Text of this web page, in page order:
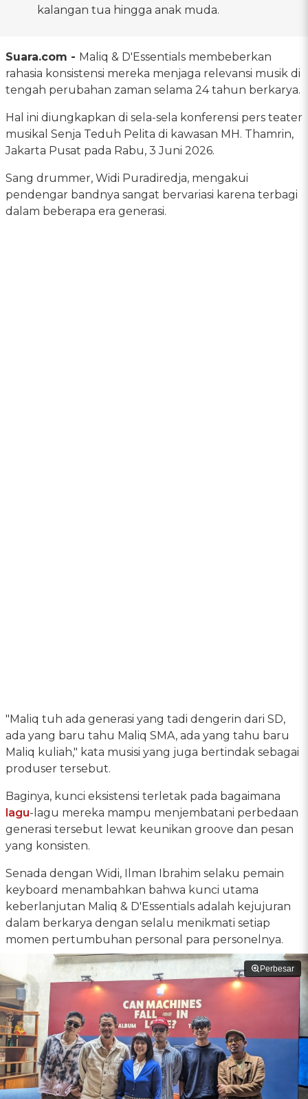
kalangan tua hingga anak muda.
Suara.com - Maliq & D'Essentials membeberkan
rahasia konsistensi mereka menjaga relevansi musik di
tengah perubahan zaman selama 24 tahun berkarya.
Hal ini diungkapkan di sela-sela konferensi pers teater
musikal Senja Teduh Pelita di kawasan MH. Thamrin,
Jakarta Pusat pada Rabu, 3 Juni 2026.
Sang drummer, Widi Puradiredja, mengakui
pendengar bandnya sangat bervariasi karena terbagi
dalam beberapa era generasi.
"Maliq tuh ada generasi yang tadi dengerin dari SD,
ada yang baru tahu Maliq SMA, ada yang tahu baru
Maliq kuliah," kata musisi yang juga bertindak sebagai
produser tersebut.
Baginya, kunci eksistensi terletak pada bagaimana
lagu-lagu mereka mampu menjembatani perbedaan
generasi tersebut lewat keunikan groove dan pesan
yang konsisten.
Senada dengan Widi, Ilman Ibrahim selaku pemain
keyboard menambahkan bahwa kunci utama
keberlanjutan Maliq & D'Essentials adalah kejujuran
dalam berkarya dengan selalu menikmati setiap
momen pertumbuhan personal para personelnya.
Perbesar